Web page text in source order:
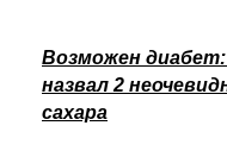
Возможен
назвал 2
сахара